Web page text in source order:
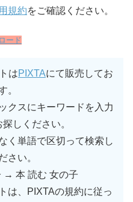
規約をご確認ください。
ード
はPIXTAにて販売してお
。
クスにキーワードを入力
しください。
く単語で区切って検索し
さい。
→ 本 読む 女の子
は、PIXTAの規約に従っ